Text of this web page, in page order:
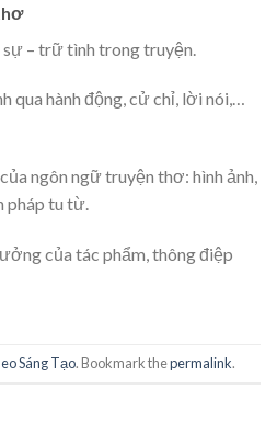
– trữ tình trong truyện.
qua hành động, cử chỉ, lời nói,…
ngôn ngữ truyện thơ: hình ảnh,
pháp tu từ.
của tác phẩm, thông điệp
Sáng Tạo. Bookmark thepermalink.